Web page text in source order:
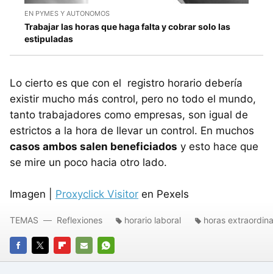
EN PYMES Y AUTONOMOS
Trabajar las horas que haga falta y cobrar solo las
estipuladas
Lo cierto es que con el registro horario debería
existir mucho más control, pero no todo el mundo,
tanto trabajadores como empresas, son igual de
estrictos a la hora de llevar un control. En muchos
casos ambos salen beneficiados y esto hace que
se mire un poco hacia otro lado.
Imagen | Proxyclick Visitor en Pexels
FACEBOOK
TWITTERFLIPBOARD
E-
WHATSAPP
TEMAS Reflexiones horario laboral horas